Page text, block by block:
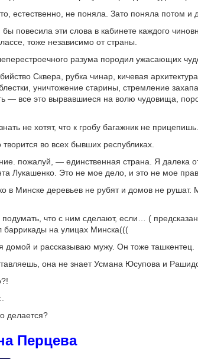
естественно, не поняла. Зато поняла потом
повесила эти слова в кабинете каждого
тоже независимо от страны.
разума породил ужасающих
Сквера, рубка чинар, кичевая
уничтожение старины, стремление
— все это вырвавшиеся на волю чудовища,
не хотят, что к гробу багажник не
творится во всех бывших республиках.
пожалуй, — единственная страна. Я далека
Лукашенко. Это не мое дело, и это не мое
в Минске деревьев не рубят и домов не
что с ним сделают, если… (
баррикады на улицах Минска(((
домой и рассказываю мужу. Он тоже ташкентец.
она не знает Усмана Юсупова и
делается?
Перцева